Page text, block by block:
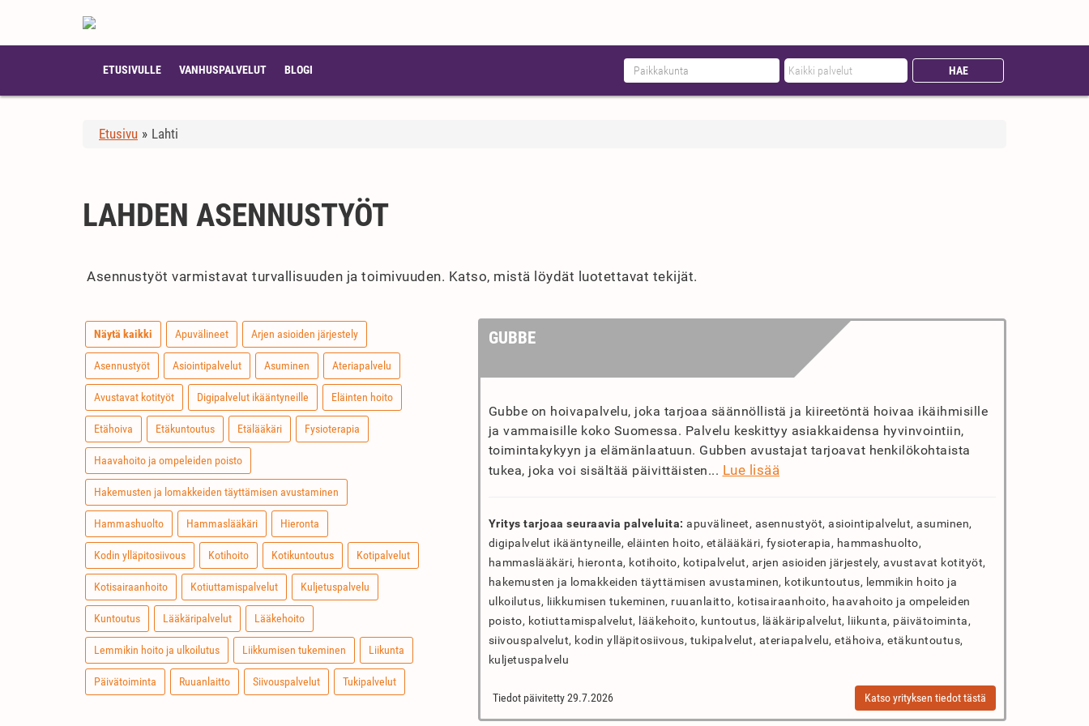
ETUSIVULLE VANHUSPALVELUT BLOGI
Etusivu » Lahti
LAHDEN ASENNUSTYÖT
Asennustyöt varmistavat turvallisuuden ja toimivuuden. Katso, mistä löydät luotettavat tekijät.
Näytä kaikki Apuvälineet Arjen asioiden järjestely
Asennustyöt Asiointipalvelut Asuminen Ateriapalvelu
Avustavat kotityöt Digipalvelut ikääntyneille Eläinten hoito
Etähoiva Etäkuntoutus Etälääkäri Fysioterapia
Haavahoito ja ompeleiden poisto
Hakemusten ja lomakkeiden täyttämisen avustaminen
Hammashuolto Hammaslääkäri Hieronta
Kodin ylläpitosiivous Kotihoito Kotikuntoutus Kotipalvelut
Kotisairaanhoito Kotiuttamispalvelut Kuljetuspalvelu
Kuntoutus Lääkäripalvelut Lääkehoito
Lemmikin hoito ja ulkoilutus Liikkumisen tukeminen Liikunta
Päivätoiminta Ruuanlaitto Siivouspalvelut Tukipalvelut
GUBBE
Gubbe on hoivapalvelu, joka tarjoaa säännöllistä ja kiireetöntä hoivaa ikäihmisille
ja vammaisille koko Suomessa. Palvelu keskittyy asiakkaidensa hyvinvointiin,
toimintakykyyn ja elämänlaatuun. Gubben avustajat tarjoavat henkilökohtaista
tukea, joka voi sisältää päivittäisten... Lue lisää
Yritys tarjoaa seuraavia palveluita: apuvälineet, asennustyöt, asiointipalvelut, asuminen,
digipalvelut ikääntyneille, eläinten hoito, etälääkäri, fysioterapia, hammashuolto,
hammaslääkäri, hieronta, kotihoito, kotipalvelut, arjen asioiden järjestely, avustavat kotityöt,
hakemusten ja lomakkeiden täyttämisen avustaminen, kotikuntoutus, lemmikin hoito ja
ulkoilutus, liikkumisen tukeminen, ruuanlaitto, kotisairaanhoito, haavahoito ja ompeleiden
poisto, kotiuttamispalvelut, lääkehoito, kuntoutus, lääkäripalvelut, liikunta, päivätoiminta,
siivouspalvelut, kodin ylläpitosiivous, tukipalvelut, ateriapalvelu, etähoiva, etäkuntoutus,
kuljetuspalvelu
Tiedot päivitetty 29.7.2026 Katso yrityksen tiedot tästä